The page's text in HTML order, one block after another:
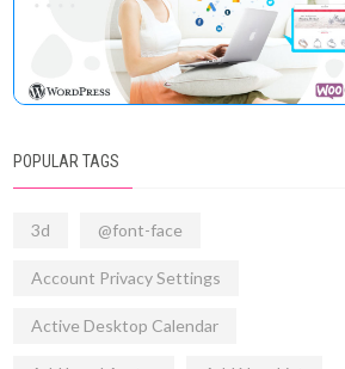
POPULAR TAGS
3d @font-face
Account Privacy Settings
Active Desktop Calendar